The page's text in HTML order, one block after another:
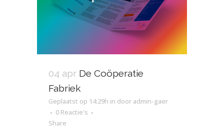
04 apr De Coöperatie
Fabriek
Geplaatst op 14:29h in door admin-gaer
0 Reactie's
Share